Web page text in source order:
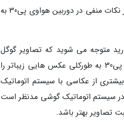
تصاویر خام، مقدار نور ورودی در موقعیت های کم نور کاهش پیدا می نماید که یکی از نکات منفی در دوربین هواوی پی30 به
تصاویر پیکسل بگذارید متوجه می شوید که تصاویر گوگل
پیکسل واقعی تر هستند و جزئیات بیشتری را در خود ثبت نموده اند. در سوی دیگر پی30 به طورکلی عکس هایی زیباتر را
از عکاسی با سیستم اتوماتیک
شده در سیستم اتوماتیک گوشی مدنظر است
تصاویر بهتر باشد.